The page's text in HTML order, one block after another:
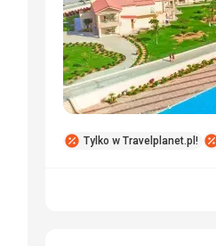
Tylko w Travelplanet.pl!